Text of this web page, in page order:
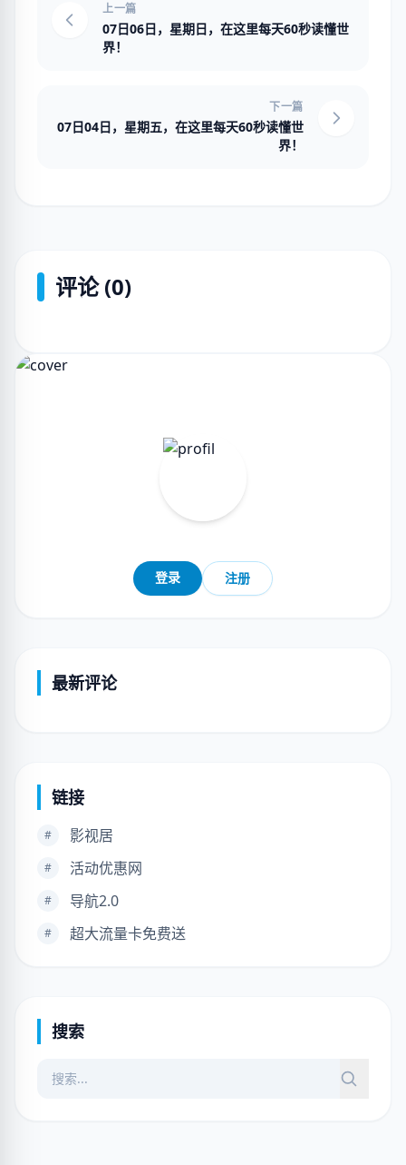
上一篇
07日06日，星期日，在这里每天60秒读懂世
界！
下一篇
07日04日，星期五，在这里每天60秒读懂世
界！
评论 (0)
登录 注册
最新评论
链接
# 影视居
# 活动优惠网
# 导航2.0
# 超大流量卡免费送
搜索